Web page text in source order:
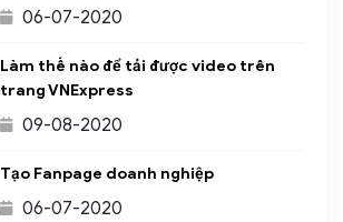
06-07-2020
Làm thế nào để tải được video trên
trang VNExpress
09-08-2020
Tạo Fanpage doanh nghiệp
06-07-2020